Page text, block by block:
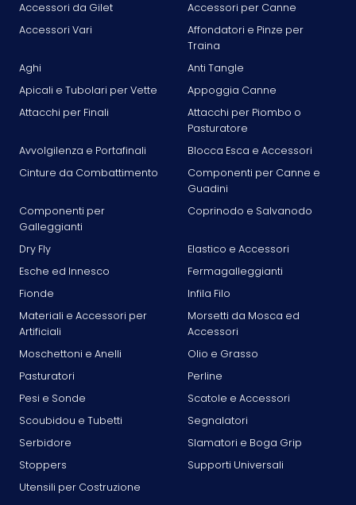
Accessori da Gilet
Accessori per Canne
Accessori Vari
Affondatori e Pinze per
Traina
Aghi
Anti Tangle
Apicali e Tubolari per Vette
Appoggia Canne
Attacchi per Finali
Attacchi per Piombo o
Pasturatore
Avvolgilenza e Portafinali
Blocca Esca e Accessori
Cinture da Combattimento
Componenti per Canne e
Guadini
Componenti per
Galleggianti
Coprinodo e Salvanodo
Dry Fly
Elastico e Accessori
Esche ed Innesco
Fermagalleggianti
Fionde
Infila Filo
Materiali e Accessori per
Artificiali
Morsetti da Mosca ed
Accessori
Moschettoni e Anelli
Olio e Grasso
Pasturatori
Perline
Pesi e Sonde
Scatole e Accessori
Scoubidou e Tubetti
Segnalatori
Serbidore
Slamatori e Boga Grip
Stoppers
Supporti Universali
Utensili per Costruzione